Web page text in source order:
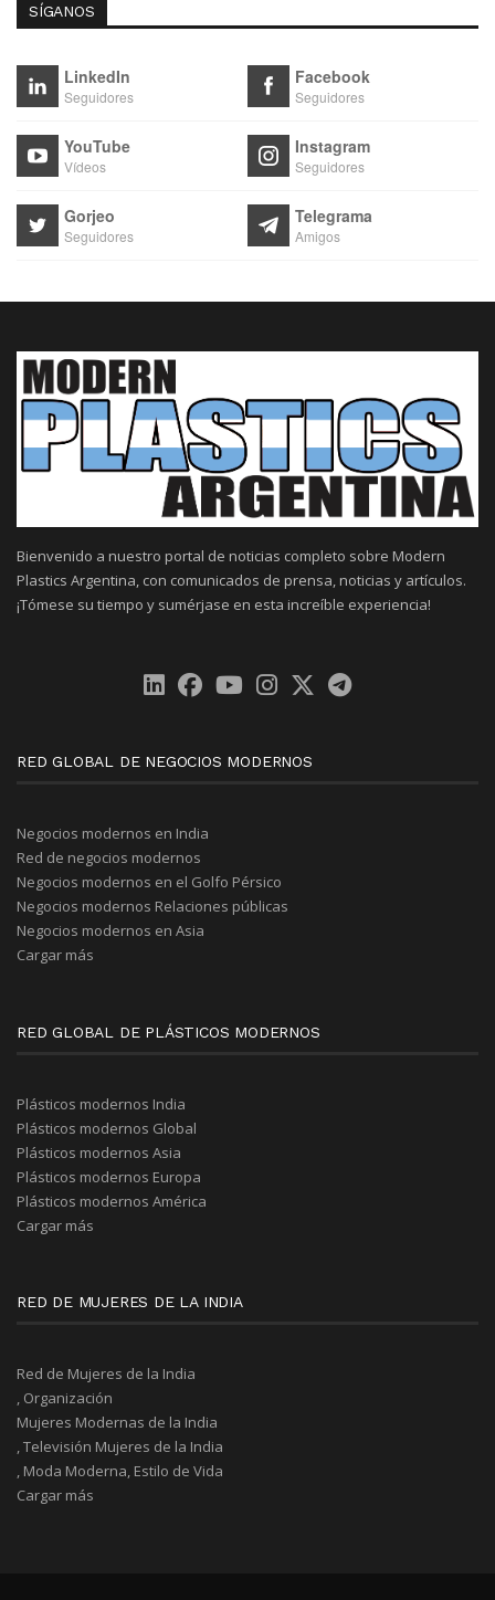
SÍGANOS
LinkedIn
Seguidores
Facebook
Seguidores
YouTube
Vídeos
Instagram
Seguidores
Gorjeo
Seguidores
Telegrama
Amigos
Bienvenido a nuestro portal de noticias completo sobre Modern
Plastics Argentina, con comunicados de prensa, noticias y artículos.
¡Tómese su tiempo y sumérjase en esta increíble experiencia!
RED GLOBAL DE NEGOCIOS MODERNOS
Negocios modernos en India
Red de negocios modernos
Negocios modernos en el Golfo Pérsico
Negocios modernos Relaciones públicas
Negocios modernos en Asia
Cargar más
RED GLOBAL DE PLÁSTICOS MODERNOS
Plásticos modernos India
Plásticos modernos Global
Plásticos modernos Asia
Plásticos modernos Europa
Plásticos modernos América
Cargar más
RED DE MUJERES DE LA INDIA
Red de Mujeres de la India
, Organización
Mujeres Modernas de la India
, Televisión Mujeres de la India
, Moda Moderna, Estilo de Vida
Cargar más